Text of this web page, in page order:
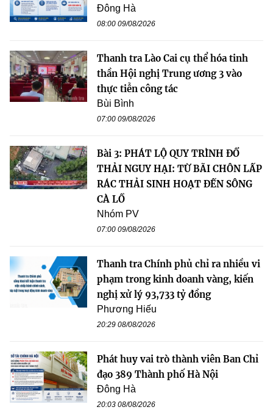
Đông Hà
08:00 09/08/2026
Thanh tra Lào Cai cụ thể hóa tinh
thần Hội nghị Trung ương 3 vào
thực tiễn công tác
Bùi Bình
07:00 09/08/2026
Bài 3: PHÁT LỘ QUY TRÌNH ĐỔ
THẢI NGUY HẠI: TỪ BÃI CHÔN LẤP
RÁC THẢI SINH HOẠT ĐẾN SÔNG
CÀ LỒ
Nhóm PV
07:00 09/08/2026
Thanh tra Chính phủ chỉ ra nhiều vi
phạm trong kinh doanh vàng, kiến
nghị xử lý 93,733 tỷ đồng
Phương Hiếu
20:29 08/08/2026
Phát huy vai trò thành viên Ban Chỉ
đạo 389 Thành phố Hà Nội
Đông Hà
20:03 08/08/2026